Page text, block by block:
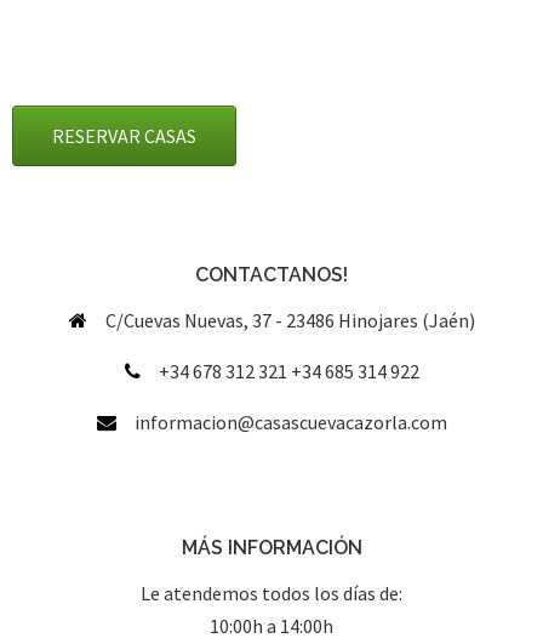
RESERVAR CASAS
CONTACTANOS!
C/Cuevas Nuevas, 37 - 23486 Hinojares (Jaén)
+34 678 312 321 +34 685 314 922
informacion@casascuevacazorla.com
MÁS INFORMACIÓN
Le atendemos todos los días de:
10:00h a 14:00h